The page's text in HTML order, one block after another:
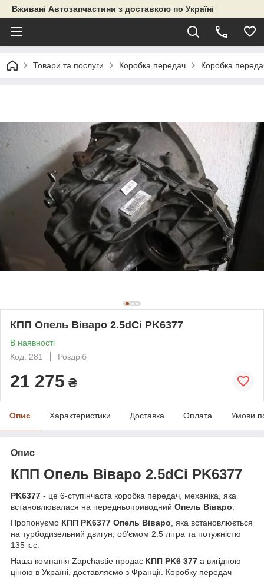
Вживані Автозапчастини з доставкою по Україні
Товари та послуги Коробка передач Коробка
КПП Опель Віваро 2.5dCi PK6377
В наявності
Код: 281
Роздріб
21 275 ₴
Опис Характеристики Доставка Оплата Умови
Опис
КПП Опель Віваро 2.5dCi PK6377
PK6377 - це 6-ступінчаста коробка передач, механіка, яка
встановлювалася на передньоприводний Опель Віваро.
Пропонуємо КПП PK6377 Опель Віваро, яка встановлюється
на турбодизельний двигун, об'ємом 2.5 літра та потужністю
135 к.с.
Наша компанія Zapchastie продає КПП PK6 377 а вигідною
ціною в Україні, доставляємо з Франції. Коробку передач